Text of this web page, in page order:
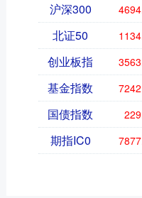
沪深300
北证50
创业板指
基金指数
国债指数
期指IC0